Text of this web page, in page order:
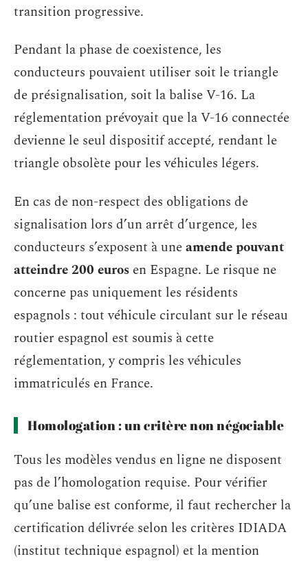
transition progressive.
Pendant la phase de coexistence, les
conducteurs pouvaient utiliser soit le triangle
de présignalisation, soit la balise V-16. La
réglementation prévoyait que la V-16 connectée
devienne le seul dispositif accepté, rendant le
triangle obsolète pour les véhicules légers.
En cas de non-respect des obligations de
signalisation lors d’un arrêt d’urgence, les
conducteurs s’exposent à uneamende pouvant
atteindre 200 euros en Espagne. Le risque ne
concerne pas uniquement les résidents
espagnols : tout véhicule circulant sur le réseau
routier espagnol est soumis à cette
réglementation, y compris les véhicules
immatriculés en France.
Homologation : un critère non négociable
Tous les modèles vendus en ligne ne disposent
pas de l’homologation requise. Pour vérifier
qu’une balise est conforme, il faut rechercher la
certification délivrée selon les critères IDIADA
(institut technique espagnol) et la mention